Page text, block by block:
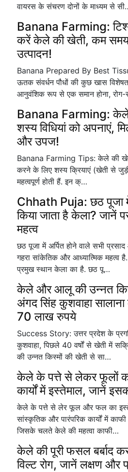
वायरस के संचरण दोनों के माध्यम से
Banana Farming:
करें केले की खेती, कम समय
उत्पादन!
Banana Prepared By Best
ऊतक संवर्धन पौधों की कुछ खास
आनुवंशिक रूप से एक समान होना, रोग-
Banana Farming: केले
शस्य विधियां को अपनाएं,
और उपज!
Banana Farming Tips: केले की
करने के लिए शस्य क्रियाएं (खेती से
महत्वपूर्ण होती हैं. इन क्…
Chhath Puja: छठ पूजा
किया जाता है केला? जानें
महत्व
छठ पूजा में अर्पित होने वाले सभी
गहरा सांकेतिक और आध्यात्मिक महत्व
प्रमुख स्थान केला का है. छठ पू…
केले और आलू की उन्नत
अंगद सिंह कुशवाहा
70 लाख रुपये
Success Story: उत्तर प्रदेश के
कुशवाहा, पिछले 40 वर्षों से खेती में
की उन्नत किस्मों की खेती से सा…
केले के पत्ते से लेकर फूलों
कार्यों में इस्तेमाल, जानें
केले के पत्ते से लेर फूल और फल का
सांस्कृतिक और पारंपरिक कार्यों में
जिसके चलते केले की महत्वा काफी…
केले की पूरी फसल बर्बाद
विल्ट रोग, जानें लक्षण और